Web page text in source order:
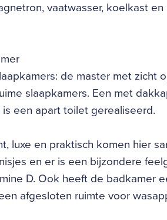
vaatwasser, koelkast
de master met zicht
slaapkamers. Een met
een apart toilet gerealiseerd.
luxe en praktisch komen hier
en er is een bijzondere
D. Ook heeft de badkamer
afgesloten ruimte voor